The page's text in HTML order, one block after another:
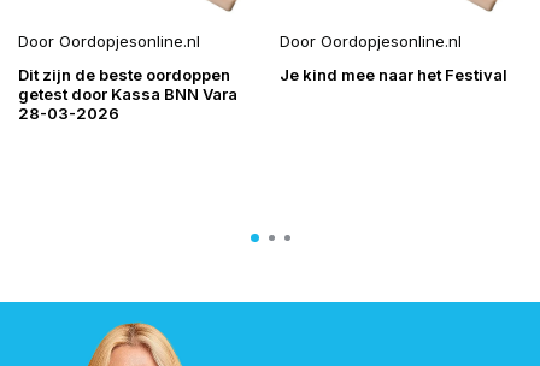
Door Oordopjesonline.nl
Dit zijn de beste oordoppen
getest door Kassa BNN Vara
28-03-2026
Door Oordopjesonline.nl
Je kind mee naar het Festival